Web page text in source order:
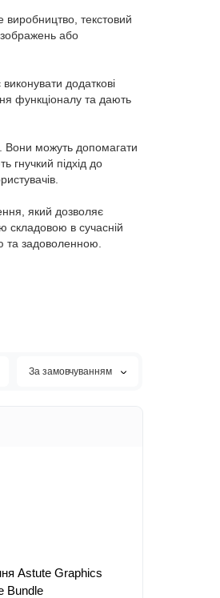
програм на MacBook
центрі "Львів
сервісному центрі
ми розуміємо,
виробництво, текстовий
або
додаткові
функціоналу та дають
Вони можуть допомагати
гнучкий підхід до
який дозволяє
складовою в сучасній
та задоволенною.
За замовчуванням
Astute Graphics
Bundle